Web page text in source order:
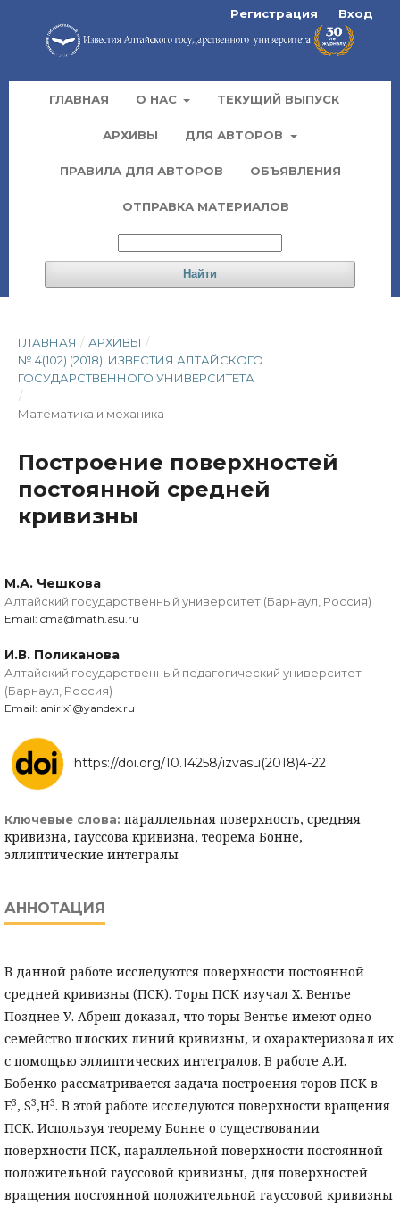
ГЛАВНАЯ О НАС ТЕКУЩИЙ ВЫПУСК
АРХИВЫ ДЛЯ АВТОРОВ
ПРАВИЛА ДЛЯ АВТОРОВ ОБЪЯВЛЕНИЯ
ОТПРАВКА МАТЕРИАЛОВ
Найти
Регистрация Вход
ГЛАВНАЯ / АРХИВЫ /
№ 4(102) (2018): ИЗВЕСТИЯ АЛТАЙСКОГО
ГОСУДАРСТВЕННОГО УНИВЕРСИТЕТА
/
Математика и механика
Построение поверхностей
постоянной средней
кривизны
М.А. Чешкова
Алтайский государственный университет (Барнаул, Россия)
Email: cma@math.asu.ru
И.В. Поликанова
Алтайский государственный педагогический университет
(Барнаул, Россия)
Email: anirix1@yandex.ru
https://doi.org/10.14258/izvasu(2018)4-22
Ключевые слова: параллельная поверхность, средняя
кривизна, гауссова кривизна, теорема Бонне,
эллиптические интегралы
АННОТАЦИЯ
В данной работе исследуются поверхности постоянной
средней кривизны (ПСК). Торы ПСК изучал Х. Вентье
Позднее У. Абреш доказал, что торы Вентье имеют одно
семейство плоских линий кривизны, и охарактеризовал их
с помощью эллиптических интегралов. В работе А.И.
Бобенко рассматривается задача построения торов ПСК в
E3, S3,H3. В этой работе исследуются поверхности вращения
ПСК. Используя теорему Бонне о существовании
поверхности ПСК, параллельной поверхности постоянной
положительной гауссовой кривизны, для поверхностей
вращения постоянной положительной гауссовой кривизны